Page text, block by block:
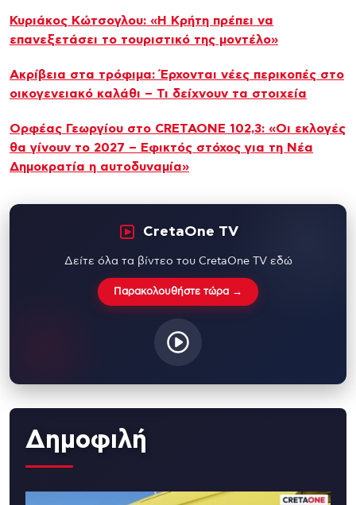
Κυριάκος Κώτσογλου: «Η Κρήτη πρέπει να
επανεξετάσει το τουριστικό της μοντέλο»
Ακρίβεια στα τρόφιμα: Έρχονται νέες περικοπές στο
οικογενειακό καλάθι – Τι δείχνουν τα στοιχεία
Ορφέας Γεωργίου στο CRETAONE 102,3: «Οι εκλογές
θα γίνουν το 2027 – Εφικτός στόχος για τη Νέα
Δημοκρατία η αυτοδυναμία»
CretaOne TV
Δείτε όλα τα βίντεο του CretaOne TV εδώ
Παρακολουθήστε τώρα →
Δημοφιλή